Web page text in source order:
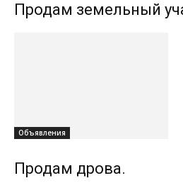
Продам земельный
Объявления
Продам дрова.